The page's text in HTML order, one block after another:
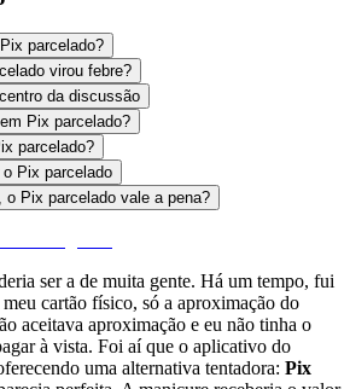
parcelado?
virou febre?
da discussão
Pix parcelado?
parcelado?
Pix parcelado
o Pix parcelado vale a pena?
ser a de muita gente. Há um tempo, fui
cartão físico, só a aproximação do
aceitava aproximação e eu não tinha o
à vista. Foi aí que o aplicativo do
uma alternativa tentadora: Pix